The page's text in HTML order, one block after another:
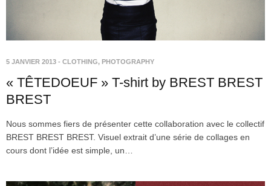
5 JANVIER 2013 - CLOTHING, PHOTOGRAPHY
« TÊTEDOEUF » T-shirt by BREST BREST
BREST
Nous sommes fiers de présenter cette collaboration avec le collectif
BREST BREST BREST. Visuel extrait d’une série de collages en
cours dont l’idée est simple, un…